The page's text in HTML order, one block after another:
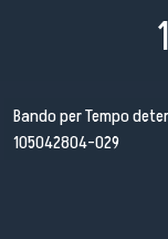
Bando per Tempo
105042804-029